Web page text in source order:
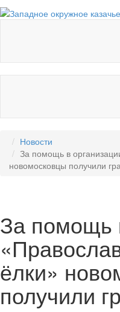
Новости
За помощь в
новомосковцы получили
За помощь
ёлки»
получили